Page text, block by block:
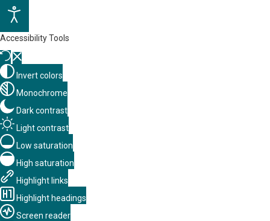
Accessibility Tools
Invert colors
Monochrome
Dark contrast
Light contrast
Low saturation
High saturation
Highlight links
Highlight headings
Screen reader